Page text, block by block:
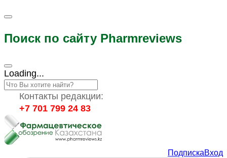
Поиск по сайту Pharmreviews
Loading...
Контакты редакции:
+7 701 799 24 83
ПодпискаВход